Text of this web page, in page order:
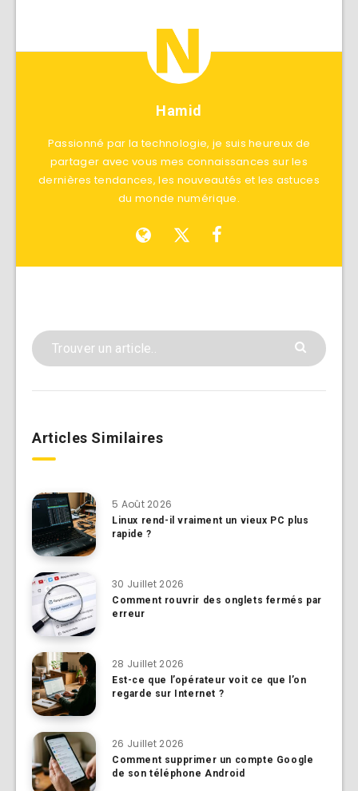
Hamid
Passionné par la technologie, je suis heureux de
partager avec vous mes connaissances sur les
dernières tendances, les nouveautés et les astuces
du monde numérique.
Articles Similaires
5 Août 2026
Linux rend-il vraiment un vieux PC plus
rapide ?
30 Juillet 2026
Comment rouvrir des onglets fermés par
erreur
28 Juillet 2026
Est-ce que l’opérateur voit ce que l’on
regarde sur Internet ?
26 Juillet 2026
Comment supprimer un compte Google
de son téléphone Android